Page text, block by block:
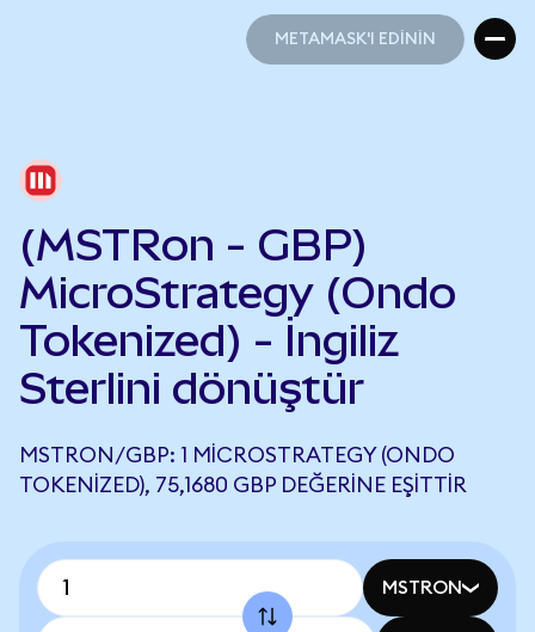
METAMASK'I EDİNİN
(MSTRon - GBP)
MicroStrategy (Ondo
Tokenized) - İngiliz
Sterlini dönüştür
MSTRON/GBP: 1 MICROSTRATEGY (ONDO
TOKENIZED), 75,1680 GBP DEĞERINE EŞITTIR
MSTRON